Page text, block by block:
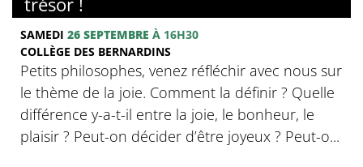
SAMEDI 26 SEPTEMBRE À 16H30
COLLÈGE DES BERNARDINS
Petits philosophes, venez réfléchir avec nous sur
le thème de la joie. Comment la définir ? Quelle
différence y-a-t-il entre la joie, le bonheur, le
plaisir ? Peut-on décider d’être joyeux ? Peut-o...